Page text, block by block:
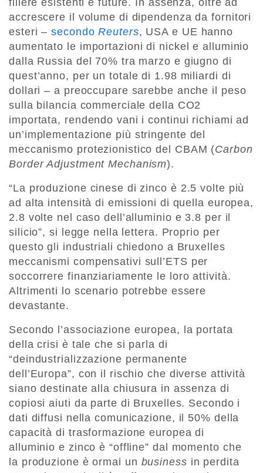
filiere esistenti e future. In assenza, oltre ad
accrescere il volume di dipendenza da fornitori
esteri –secondoReuters, USA e UE hanno
aumentato le importazioni di nickel e alluminio
dalla Russia del 70% tra marzo e giugno di
quest’anno, per un totale di 1.98 miliardi di
dollari – a preoccupare sarebbe anche il peso
sulla bilancia commerciale della CO2
importata, rendendo vani i continui richiami ad
un’implementazione più stringente del
meccanismo protezionistico del CBAM (Carbon
Border Adjustment Mechanism).
“La produzione cinese di zinco è 2.5 volte più
ad alta intensità di emissioni di quella europea,
2.8 volte nel caso dell’alluminio e 3.8 per il
silicio”, si legge nella lettera. Proprio per
questo gli industriali chiedono a Bruxelles
meccanismi compensativi sull’ETS per
soccorrere finanziariamente le loro attività.
Altrimenti lo scenario potrebbe essere
devastante.
Secondo l’associazione europea, la portata
della crisi è tale che si parla di
“deindustrializzazione permanente
dell’Europa”, con il rischio che diverse attività
siano destinate alla chiusura in assenza di
copiosi aiuti da parte di Bruxelles. Secondo i
dati diffusi nella comunicazione, il 50% della
capacità di trasformazione europea di
alluminio e zinco è “offline” dal momento che
la produzione è ormai un business in perdita